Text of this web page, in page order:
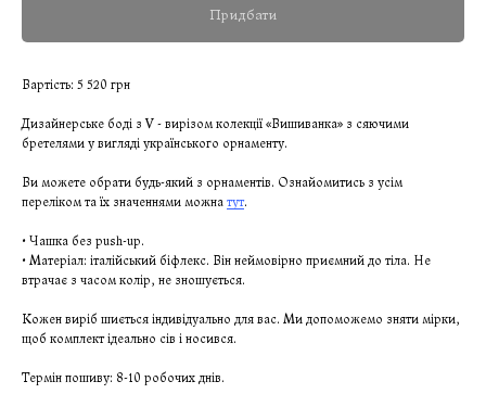
Придбати
Вартість: 5 520 грн
Дизайнерське боді з V - вирізом колекції «Вишиванка» з сяючими
бретелями у вигляді українського орнаменту.
Ви можете обрати будь-який з орнаментів. Ознайомитись з усім
переліком та їх значеннями можна тут.
• Чашка без push-up.
• Матеріал: італійський біфлекс. Він неймовірно приємний до тіла. Не
втрачає з часом колір, не зношується.
Кожен виріб шиється індивідуально для вас. Ми допоможемо зняти мірки,
щоб комплект ідеально сів і носився.
Термін пошиву: 8-10 робочих днів.